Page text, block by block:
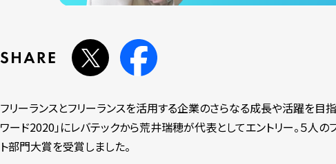
フリーランスとフリーランスを活用する企業のさらなる成長や活躍を目
ワード2020」にレバテックから荒井瑞穂が代表としてエントリー。５人
ト部門大賞を受賞しました。